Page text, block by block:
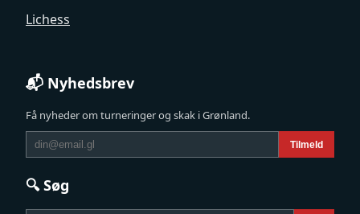
Lichess
📬 Nyhedsbrev
Få nyheder om turneringer og skak i Grønland.
Tilmeld
🔍 Søg